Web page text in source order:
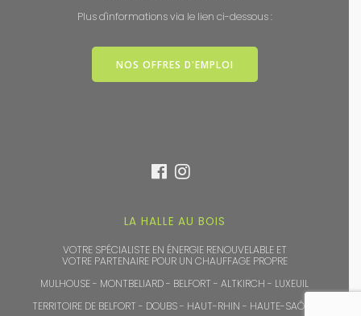
LA HALLE AU BOIS
VOTRE SPÉCIALISTE EN ÉNERGIE RENOUVELABLE ET
VOTRE PARTENAIRE POUR UN CHAUFFAGE PROPRE
MULHOUSE - MONTBELIARD - BELFORT - ALTKIRCH - LUXEUIL
TERRITOIRE DE BELFORT - DOUBS - HAUT-RHIN - HAUTE-SAÔNE
Plus d'informations via le lien ci-dessous :
NOS OFFRES D'EMPLOI